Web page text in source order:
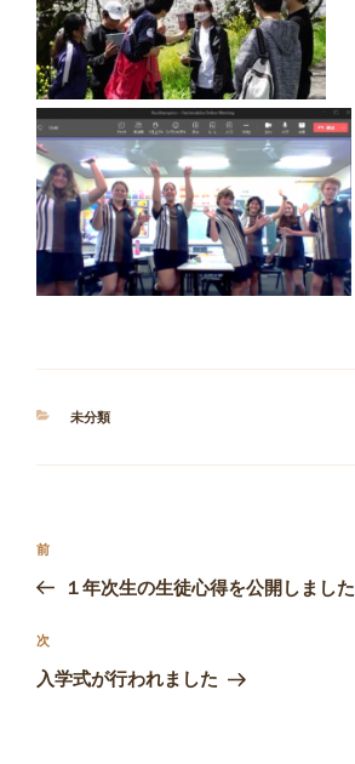
カ
未分類
投
ビ
ゲ
前
の
稿
前
１年次生の生徒心得を公開しました
次
の
次
入学式が行われました